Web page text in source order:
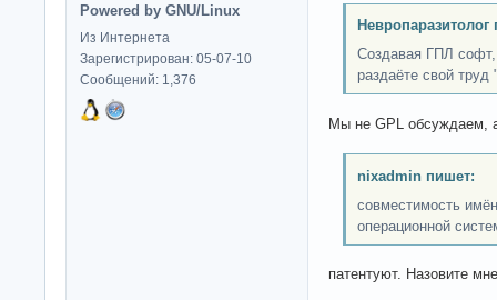
Powered by GNU/Linux
Из Интернета
Зарегистрирован: 05-07-10
Сообщений: 1,376
Невропаразитолог
Создавая ГПЛ софт,
раздаёте свой труд
Мы не GPL обсуждаем,
nixadmin пишет:
совместимость
операционной
патентуют. Назовите